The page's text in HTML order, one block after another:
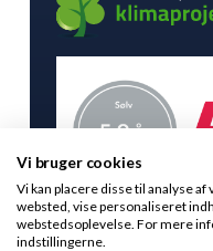
Vi bruger cookies
Vi kan placere disse til analyse
websted, vise personaliseret
webstedsoplevelse. For mere
indstillingerne.